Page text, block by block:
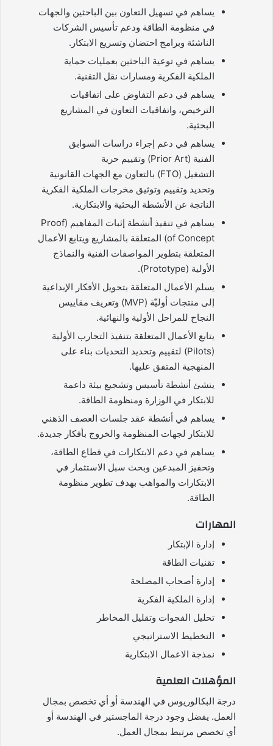
يساهم في تسهيل التعاون بين الباحثين والجهات
في منظومة الطاقة ودعم تأسيس الشركات
الناشئة وبرامج احتضان وتسريع الابتكار.
يساهم في توعية الباحثين بعمليات حماية
الملكية الفكرية ومسارات نقل التقنية.
يساهم في دعم التفاوض على اتفاقيات
الترخيص، واتفاقيات التعاون في المشاريع
البحثية.
يساهم في دعم إجراء دراسات السوابق
الفنية (Prior Art) وتقييم حرية
التشغيل (FTO) بالتعاون مع الجهات القانونية
وتحديد وتقييم وتوثيق مخرجات الملكية الفكرية
الناتجة عن الأنشطة البحثية والابتكارية.
يساهم في تنفيذ أنشطة إثبات المفاهيم (Proof
of Concept) المتعلقة بالمشاريع ويتابع الأعمال
المتعلقة بتطوير المواصفات الفنية والنماذج
الأولية (Prototype).
يسلم الأعمال المتعلقة بتحويل الأفكار الإبداعية
إلى منتجات أوليّة (MVP) وتعريف مقاييس
النجاح للمراحل الأولية والنهائية.
يتابع الأعمال المتعلقة بتنفيذ التجارب الأولية
(Pilots) لتقييم وتحديد التحديات بناء على
المنهجية المتفق عليها.
ينشئ أنشطة تأسيس وتشجيع بيئة داعمة
للابتكار في الوزارة ومنظومة الطاقة.
يساهم في أنشطة عقد جلسات العصف الذهني
للابتكار لجهات المنظومة والخروج بأفكار جديدة.
يساهم في دعم الابتكارات في قطاع الطاقة،
وتحفيز المبدعين وبحث سبل الاستثمار في
الابتكارات والمواهب بهدف تطوير منظومة
الطاقة.
المهارات
إدارة الإبتكار
تقنيات الطاقة
إدارة أصحاب المصلحة
إدارة الملكية الفكرية
تحليل الفجوات وتقليل المخاطر
التخطيط الاستراتيجي
نمذجة الاعمال الابتكارية
المؤهلات العلمية
درجة البكالوريوس في الهندسة أو أي تخصص بمجال
العمل. يفضل وجود درجة الماجستير في الهندسة أو
أي تخصص مرتبط بمجال العمل.